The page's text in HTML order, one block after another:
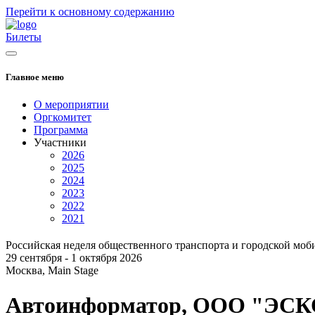
Перейти к основному содержанию
Билеты
Главное меню
О мероприятии
Оргкомитет
Программа
Участники
2026
2025
2024
2023
2022
2021
Российская неделя общественного транспорта и городской
29 сентября - 1 октября 2026
Москва, Main Stage
Автоинформатор, ООО